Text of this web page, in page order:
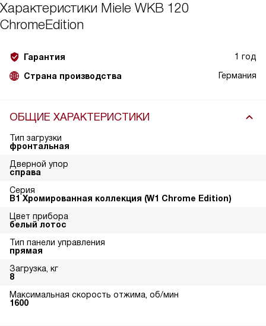
Характеристики Miele WKB 120
ChromeEdition
Гарантия 1 год
Страна производства Германия
ОБЩИЕ ХАРАКТЕРИСТИКИ
Тип загрузки
фронтальная
Дверной упор
справа
Серия
В1 Хромированная коллекция (W1 Chrome Edition)
Цвет прибора
белый лотос
Тип панели управления
прямая
Загрузка, кг
8
Максимальная скорость отжима, об/мин
1600